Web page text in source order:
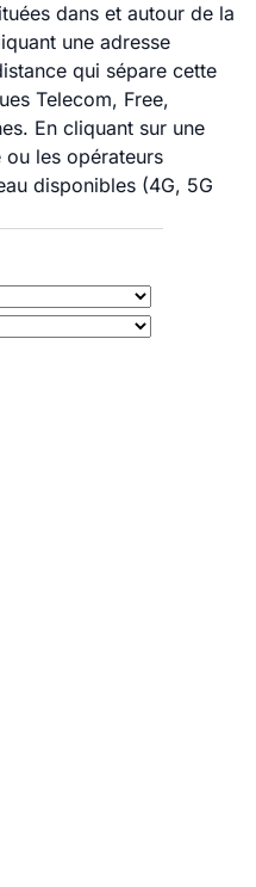
dans et autour de la
une adresse
qui sépare cette
Telecom, Free,
En cliquant sur une
les opérateurs
disponibles (4G, 5G